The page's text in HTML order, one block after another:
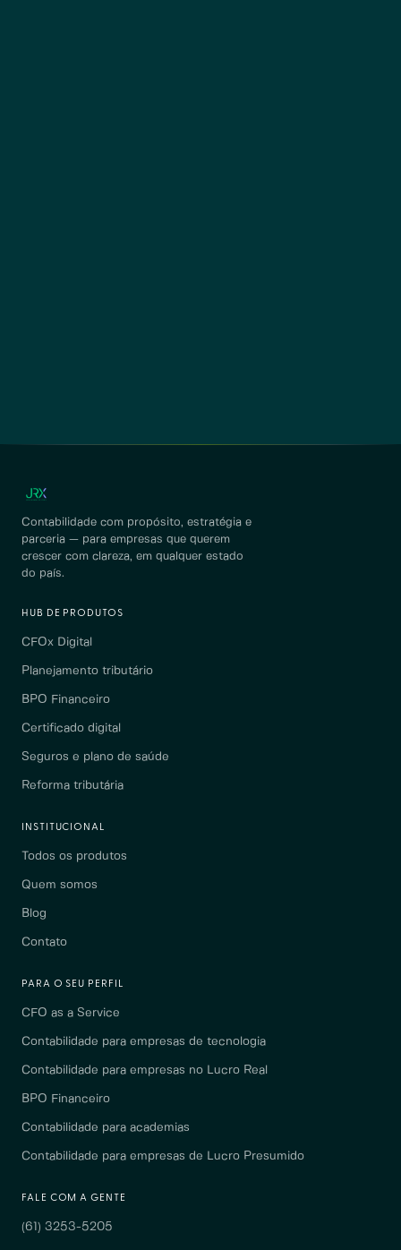
Contabilidade com propósito, estratégia e
parceria — para empresas que querem
crescer com clareza, em qualquer estado
do país.
HUB DE PRODUTOS
CFOx Digital
Planejamento tributário
BPO Financeiro
Certificado digital
Seguros e plano de saúde
Reforma tributária
INSTITUCIONAL
Todos os produtos
Quem somos
Blog
Contato
PARA O SEU PERFIL
CFO as a Service
Contabilidade para empresas de tecnologia
Contabilidade para empresas no Lucro Real
BPO Financeiro
Contabilidade para academias
Contabilidade para empresas de Lucro Presumido
FALE COM A GENTE
(61) 3253-5205